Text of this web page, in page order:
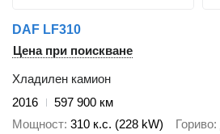
DAF LF310
Цена при поискване
Хладилен камион
2016
597 900 км
Мощност 310 к.с. (228 kW) Гориво